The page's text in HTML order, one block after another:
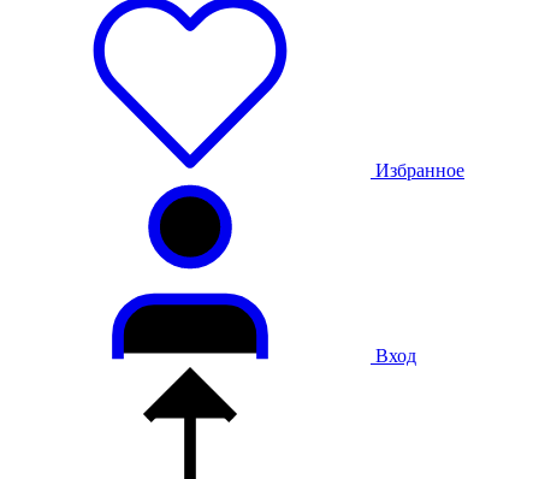
Избранное
Вход